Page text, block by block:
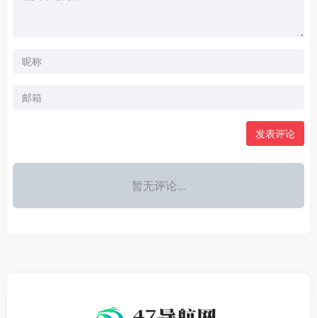
发表评论
暂无评论...